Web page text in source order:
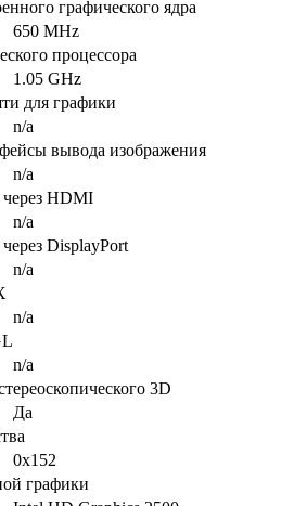
графического ядра
650 MHz
процессора
1.05 GHz
для графики
n/a
вывода изображения
n/a
HDMI
n/a
DisplayPort
n/a
n/a
n/a
3D
Да
0x152
графики